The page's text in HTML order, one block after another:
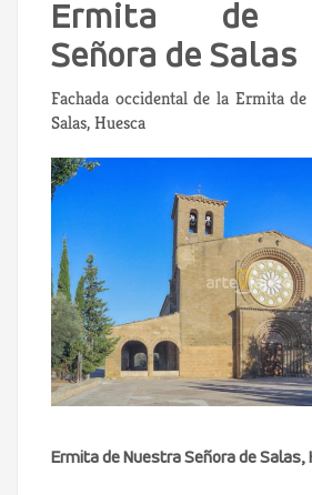
Ermita de
Señora de Salas
Fachada occidental de la Ermita
Salas, Huesca
Ermita de Nuestra Señora de Salas,